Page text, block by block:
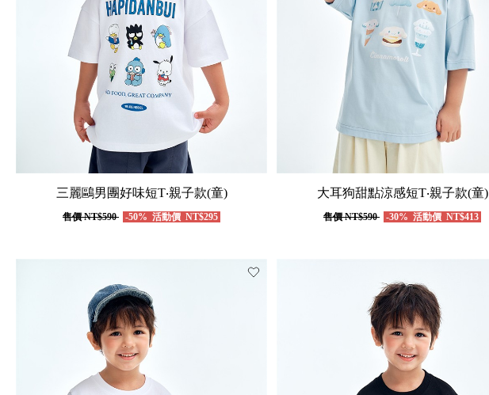
三麗鷗男團好味短T‧親子款(童)
售價NT$590 -50% 活動價 NT$295
大耳狗甜點涼感短T‧親子款(童)
售價NT$590 -30% 活動價 NT$413